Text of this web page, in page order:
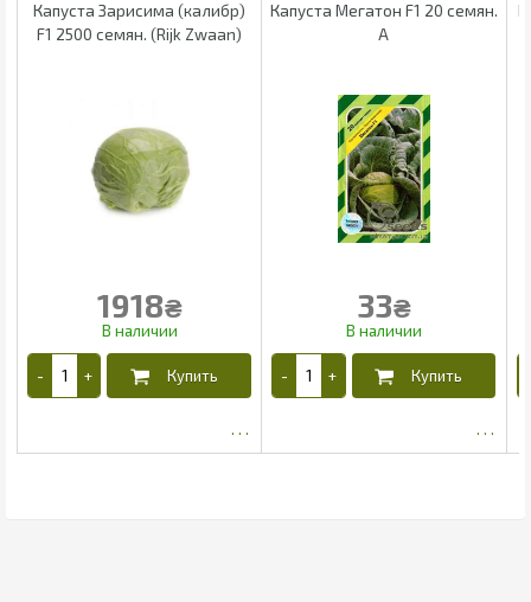
Капуста Зарисима (калибр)
F1 2500 семян. (Rijk Zwaan)
1918₴
Капуста Мегатон F1 20 семян.
А
33₴